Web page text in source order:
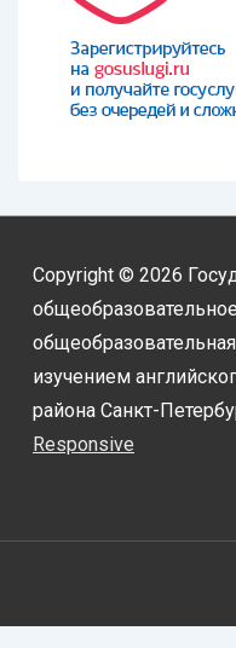
Copyright © 2026
изучением
района Санкт-
Responsive